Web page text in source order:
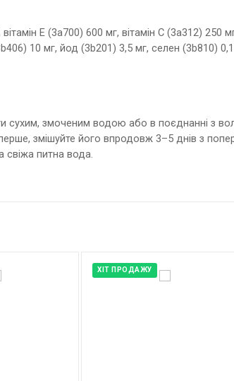
E (3a700) 600 мг, вітамін C (3a312)
10 мг, йод (3b201) 3,5 мг, селен (3b810)
змоченим водою або в поєднанні з
змішуйте його впродовж 3–5 днів з
питна вода.
ХІТ ПРОДАЖУ